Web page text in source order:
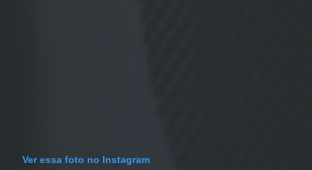
Ver essa foto no Instagram